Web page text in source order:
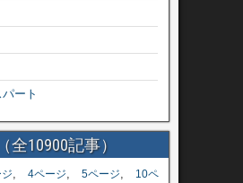
ート
全10900記事）
, 4ページ, 5ページ,
10ペ